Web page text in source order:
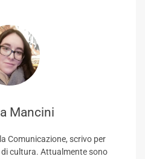
Mancini
Comunicazione, scrivo per
cultura. Attualmente sono